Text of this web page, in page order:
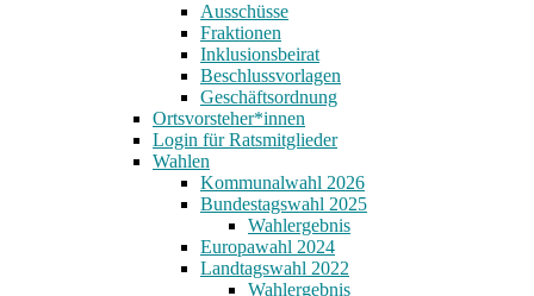
Ausschüsse
Fraktionen
Inklusionsbeirat
Beschlussvorlagen
Geschäftsordnung
Ortsvorsteher*innen
Login für Ratsmitglieder
Wahlen
Kommunalwahl 2026
Bundestagswahl 2025
Wahlergebnis
Europawahl 2024
Landtagswahl 2022
Wahlergebnis